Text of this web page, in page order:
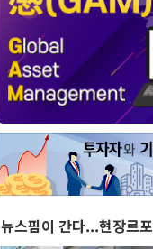
뉴스핌이 간다...현장르포